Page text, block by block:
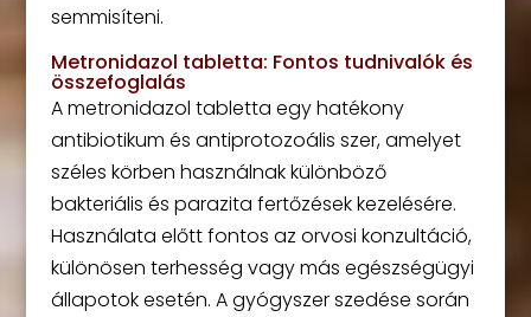
semmisíteni.
Metronidazol tabletta: Fontos tudnivalók és
összefoglalás
A metronidazol tabletta egy hatékony
antibiotikum és antiprotozoális szer, amelyet
széles körben használnak különböző
bakteriális és parazita fertőzések kezelésére.
Használata előtt fontos az orvosi konzultáció,
különösen terhesség vagy más egészségügyi
állapotok esetén. A gyógyszer szedése során